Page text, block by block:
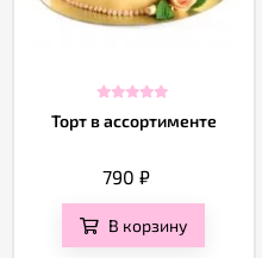
Торт в ассортименте
790₽
В корзину